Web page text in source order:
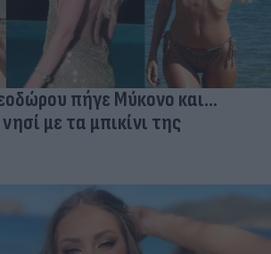
πήγε Μύκονο και...
με τα μπικίνι της